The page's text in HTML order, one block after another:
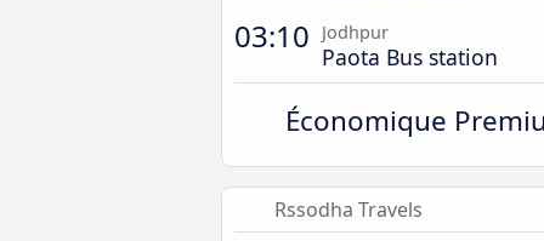
03:10 Jodhpur
Paota Bus station
Économique
Rssodha Travels